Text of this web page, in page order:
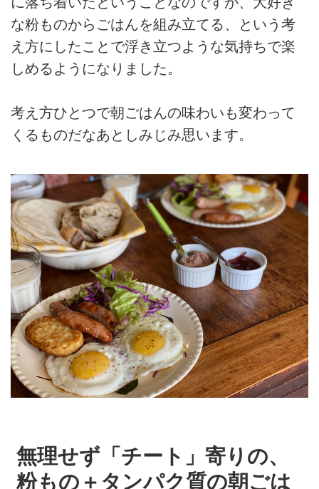
な粉ものからごはんを組み立てる、という考
え方にしたことで浮き立つような気持ちで楽
しめるようになりました。
考え方ひとつで朝ごはんの味わいも変わって
くるものだなあとしみじみ思います。
無理せず「チート」寄りの、
粉もの＋タンパク質の朝ごは